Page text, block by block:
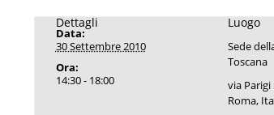
Dettagli
Data:
30 Settembre 2010
Ora:
14:30 - 18:00
Luogo
Sede
Toscana
via Parigi
Roma,